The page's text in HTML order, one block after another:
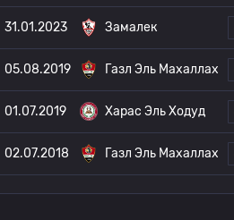
31.01.2023 Замалек
05.08.2019 Газл Эль Махаллах
01.07.2019 Харас Эль Ходуд
02.07.2018 Газл Эль Махаллах